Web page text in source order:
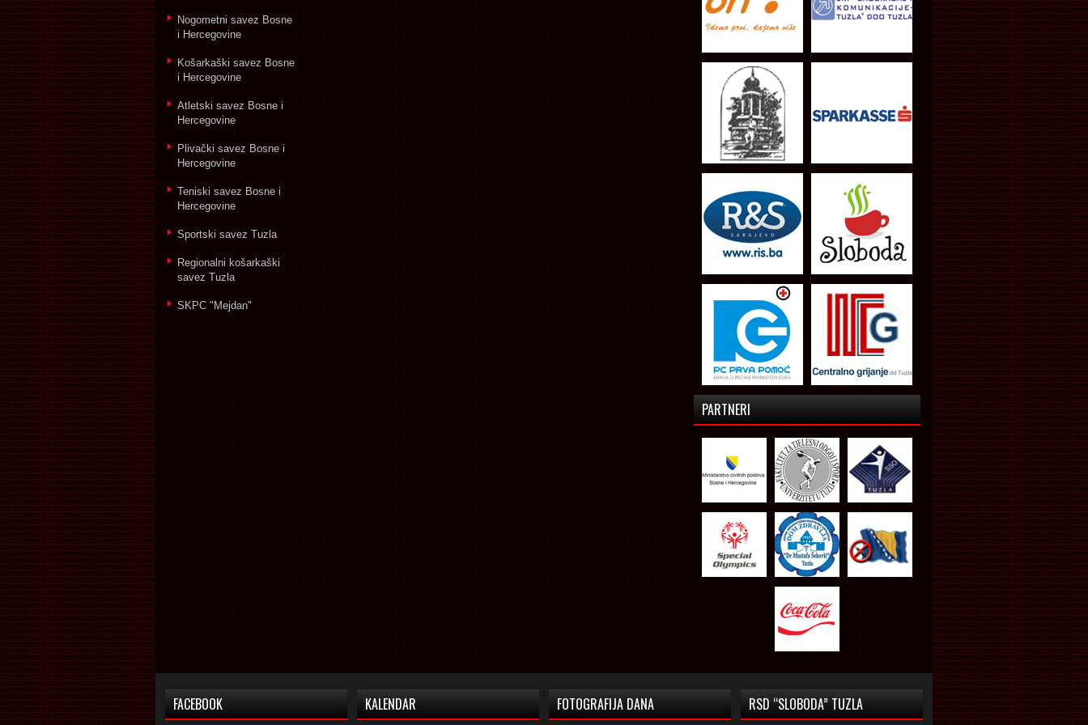
Nogometni savez Bosne
i Hercegovine
Košarkaški savez Bosne
i Hercegovine
Atletski savez Bosne i
Hercegovine
Plivački savez Bosne i
Hercegovine
Teniski savez Bosne i
Hercegovine
Sportski savez Tuzla
Regionalni košarkaški
savez Tuzla
SKPC "Mejdan"
PARTNERI
FACEBOOK KALENDAR FOTOGRAFIJA DANA RSD “SLOBODA” TUZLA